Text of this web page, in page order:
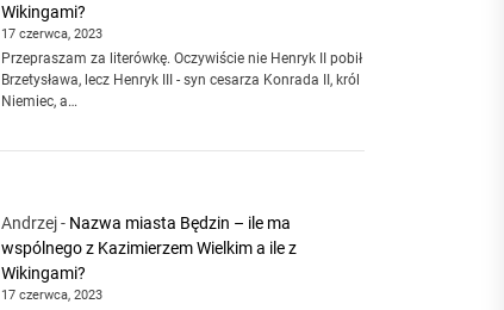
Wikingami?
17 czerwca, 2023
Przepraszam za literówkę. Oczywiście nie Henryk II pobił
Brzetysława, lecz Henryk III - syn cesarza Konrada II, król
Niemiec, a…
Andrzej- Nazwa miasta Będzin – ile ma
wspólnego z Kazimierzem Wielkim a ile z
Wikingami?
17 czerwca, 2023